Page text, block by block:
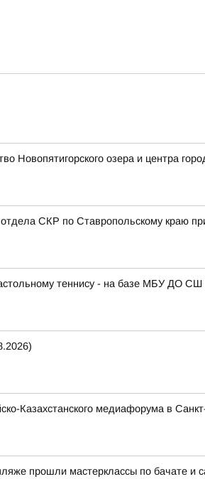
Новопятигорского озера и центра
отдела СКР по Ставропольскому краю
теннису - на базе МБУ ДО
Казахстанского медиафорума в
прошли мастерклассы по бачате и